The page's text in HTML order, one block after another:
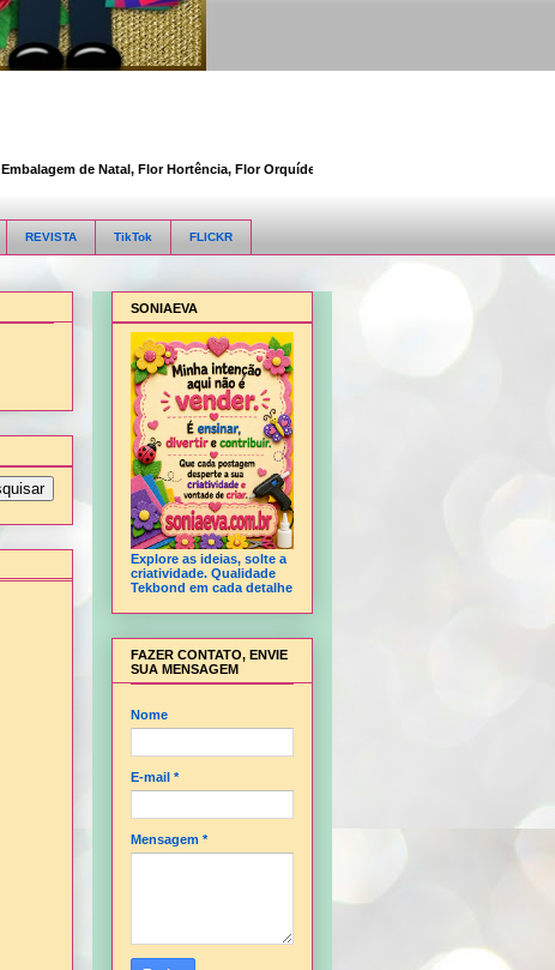
de Natal, Flor Hortência, Flor Orquídea, Flor Rosa, Fofucha 3D articulada,
REVISTA TikTok FLICKR
SONIAEVA
Explore as ideias, solte a
criatividade. Qualidade
Tekbond em cada detalhe
FAZER CONTATO, ENVIE
SUA MENSAGEM
Nome
E-mail *
Mensagem *